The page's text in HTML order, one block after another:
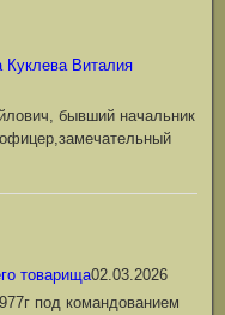
Куклева Виталия
бывший начальник
товарища02.03.2026
под командованием